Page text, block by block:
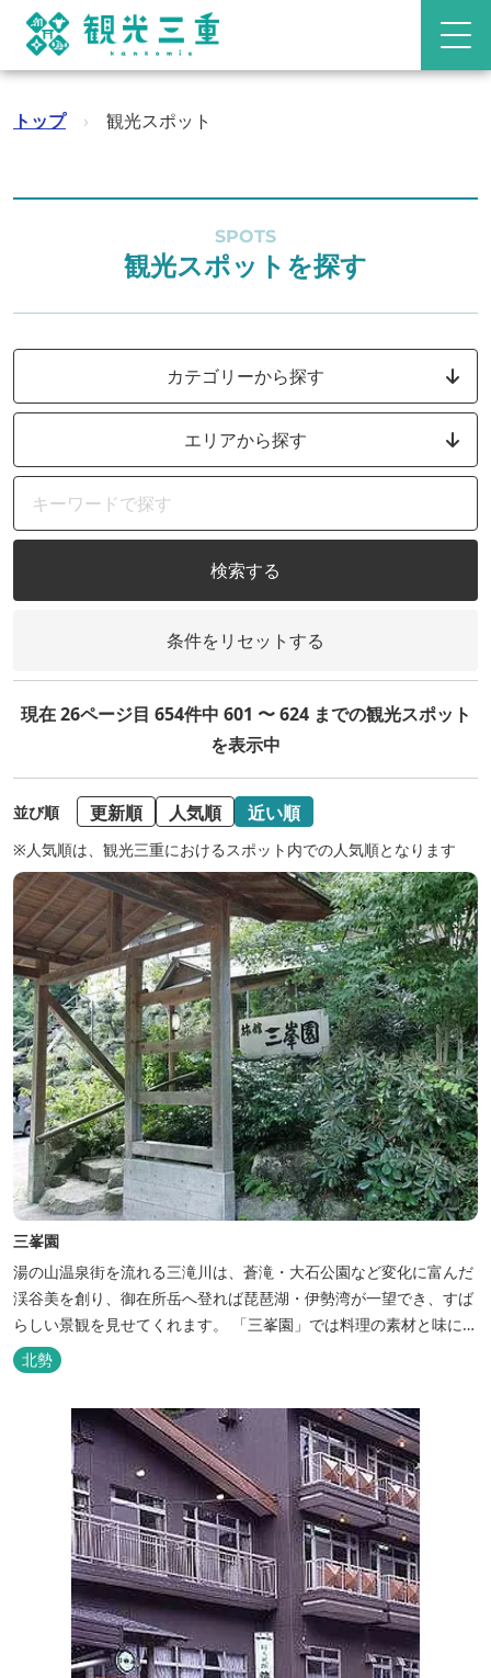
トップ › 観光スポット
SPOTS
観光スポットを探す
カテゴリーから探す
エリアから探す
検索する
条件をリセットする
現在 26ページ目 654件中 601 〜 624 までの観光スポット
を表示中
並び順 更新順 人気順 近い順
※人気順は、観光三重におけるスポット内での人気順となります
三峯園
湯の山温泉街を流れる三滝川は、蒼滝・大石公園など変化に富んだ
渓谷美を創り、御在所岳へ登れば琵琶湖・伊勢湾が一望でき、すば
らしい景観を見せてくれます。 「三峯園」では料理の素材と味にも
こだわり、お客様に四季の織り成す景観と、いい湯、いい味、めぐ
りあいをお届けいたします。
北勢